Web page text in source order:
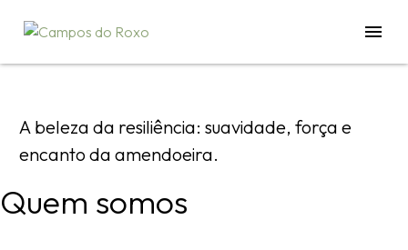
Sobre Nós
A Gerência
A beleza da resiliência: suavidade, força e
encanto da amendoeira.
Quem somos